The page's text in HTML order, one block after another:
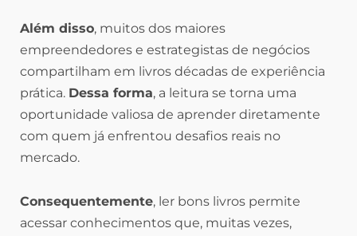
Além disso, muitos dos maiores
empreendedores e estrategistas de negócios
compartilham em livros décadas de experiência
prática. Dessa forma, a leitura se torna uma
oportunidade valiosa de aprender diretamente
com quem já enfrentou desafios reais no
mercado.
Consequentemente, ler bons livros permite
acessar conhecimentos que, muitas vezes,